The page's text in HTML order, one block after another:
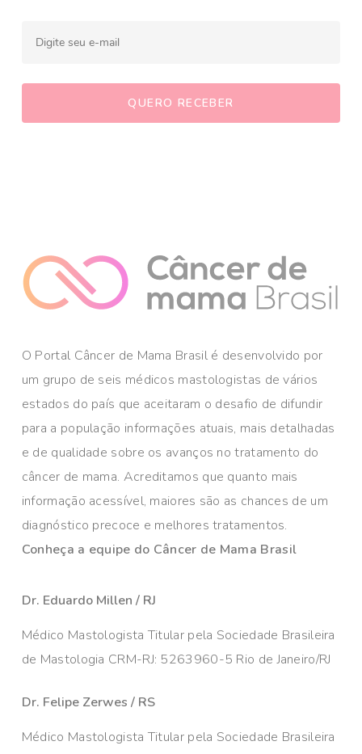
O Portal Câncer de Mama Brasil é desenvolvido por
um grupo de seis médicos mastologistas de vários
estados do país que aceitaram o desafio de difundir
para a população informações atuais, mais detalhadas
e de qualidade sobre os avanços no tratamento do
câncer de mama. Acreditamos que quanto mais
informação acessível, maiores são as chances de um
diagnóstico precoce e melhores tratamentos.
Conheça a equipe do Câncer de Mama Brasil
Dr. Eduardo Millen / RJ
Médico Mastologista Titular pela Sociedade Brasileira
de Mastologia CRM-RJ: 5263960-5 Rio de Janeiro/RJ
Dr. Felipe Zerwes / RS
Médico Mastologista Titular pela Sociedade Brasileira